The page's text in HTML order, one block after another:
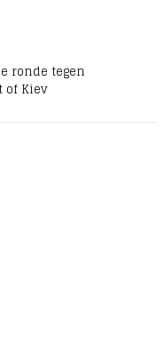
ronde tegen
of Kiev